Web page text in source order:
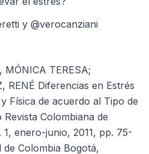
y @verocanziani
MÓNICA TERESA;
RENÉ Diferencias en Estrés
Física de acuerdo al Tipo de
Colombiana de
enero-junio, 2011, pp. 75-
Colombia Bogotá,